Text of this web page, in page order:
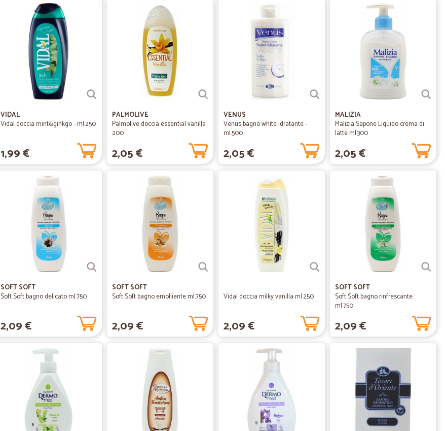
VIDAL
Vidal doccia mint&ginkgo - ml.250
1,99 €
PALMOLIVE
Palmolive doccia essential vanilla
200
2,05 €
VENUS
Venus bagno white idratante -
ml.500
2,05 €
MALIZIA
Malizia Sapone Liquido crema di
latte ml.300
2,05 €
SOFT SOFT
Soft Soft bagno delicato ml.750
2,09 €
SOFT SOFT
Soft Soft bagno emolliente ml.750
2,09 €
Vidal doccia milky vanilla ml.250
2,09 €
SOFT SOFT
Soft Soft bagno rinfrescante
ml.750
2,09 €